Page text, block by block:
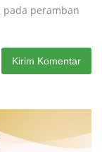
pada peramban